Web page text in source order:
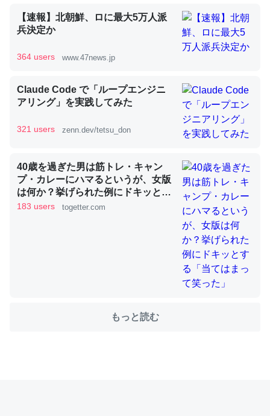
論文では「淡水はカルシウムも酸素も不足してて両方に不
利だから両方が拮抗してるのでは」とあって面白い。海に
ずキチンを強化してる筈だが、酵素が違うのか？
─ニュース :: 【研究発表】昆虫学の大問題＝「昆虫はなぜ海にいな
いのか」に関する新仮説
これを元に考えるとカルシウムを大量に使う脊椎動物と貝
類は苦労してるんだな…。腹足類だと殻を無くしてナメク
ジになったり努力してるし。
─ニュース :: 【研究発表】昆虫学の大問題＝「昆虫はなぜ海にいな
ウチもEchoを実家に置いて４年。でたまに覗いてる。ぼ
【速報】北朝鮮、ロに最大5万人派
兵決定か
364 users www.47news.jp
Claude Code で「ループエンジニ
アリング」を実践してみた
321 users zenn.dev/tetsu_don
40歳を過ぎた男は筋トレ・キャン
プ・カレーにハマるというが、女版
は何か？挙げられた例にドキッとす
る「当てはまって笑った」
183 users togetter.com
もっと読む